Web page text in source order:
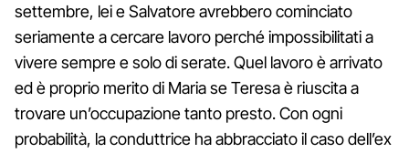
settembre, lei e Salvatore avrebbero cominciato
seriamente a cercare lavoro perché impossibilitati a
vivere sempre e solo di serate. Quel lavoro è arrivato
ed è proprio merito di Maria se Teresa è riuscita a
trovare un’occupazione tanto presto. Con ogni
probabilità, la conduttrice ha abbracciato il caso dell’ex